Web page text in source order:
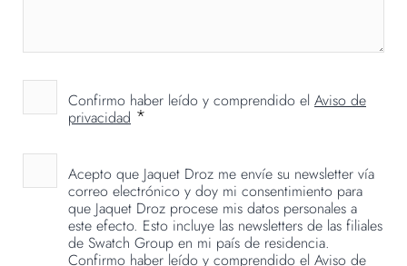
Confirmo haber leído y comprendido el Aviso de
privacidad *
Acepto que Jaquet Droz me envíe su newsletter vía
correo electrónico y doy mi consentimiento para
que Jaquet Droz procese mis datos personales a
este efecto. Esto incluye las newsletters de las filiales
de Swatch Group en mi país de residencia.
Confirmo haber leído y comprendido el Aviso de